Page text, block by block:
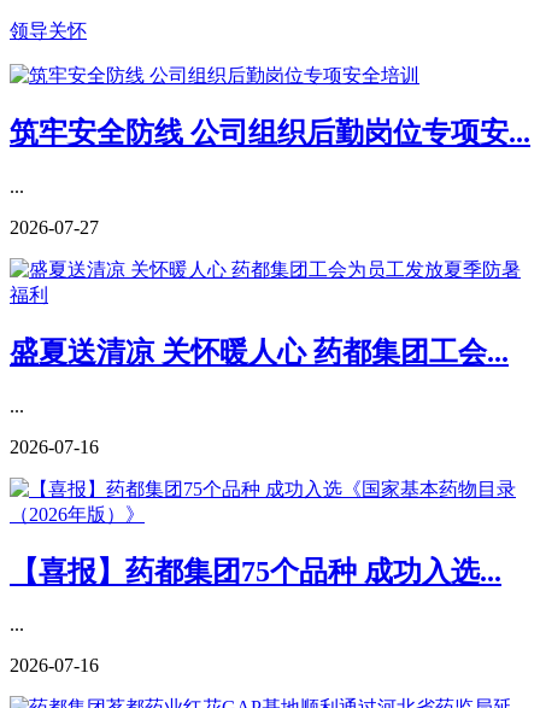
领导关怀
筑牢安全防线 公司组织后勤岗位专项安...
...
2026-07-27
盛夏送清凉 关怀暖人心 药都集团工会...
...
2026-07-16
【喜报】药都集团75个品种 成功入选...
...
2026-07-16